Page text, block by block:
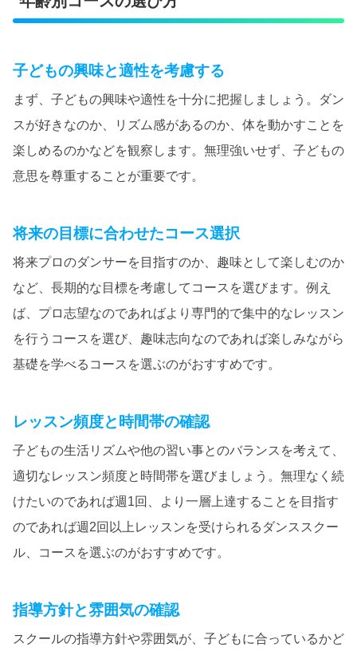
子どもの興味と適性を考慮する
まず、子どもの興味や適性を十分に把握しましょう。ダン
スが好きなのか、リズム感があるのか、体を動かすことを
楽しめるのかなどを観察します。無理強いせず、子どもの
意思を尊重することが重要です。
将来の目標に合わせたコース選択
将来プロのダンサーを目指すのか、趣味として楽しむのか
など、長期的な目標を考慮してコースを選びます。例え
ば、プロ志望なのであればより専門的で集中的なレッスン
を行うコースを選び、趣味志向なのであれば楽しみながら
基礎を学べるコースを選ぶのがおすすめです。
レッスン頻度と時間帯の確認
子どもの生活リズムや他の習い事とのバランスを考えて、
適切なレッスン頻度と時間帯を選びましょう。無理なく続
けたいのであれば週1回、より一層上達することを目指す
のであれば週2回以上レッスンを受けられるダンススクー
ル、コースを選ぶのがおすすめです。
指導方針と雰囲気の確認
スクールの指導方針や雰囲気が、子どもに合っているかど